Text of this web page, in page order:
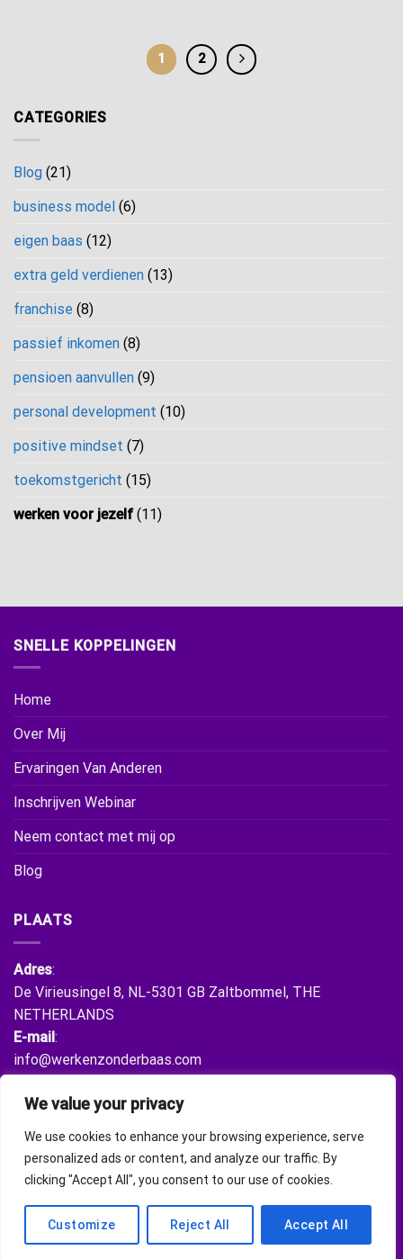
We value your privacy
We use cookies to enhance your browsing experience, serve
personalized ads or content, and analyze our traffic. By
clicking "Accept All", you consent to our use of cookies.
Customize Reject All Accept All
1 2
CATEGORIES
Blog (21)
business model (6)
eigen baas (12)
extra geld verdienen (13)
franchise (8)
passief inkomen (8)
pensioen aanvullen (9)
personal development (10)
positive mindset (7)
toekomstgericht (15)
werken voor jezelf(11)
SNELLE KOPPELINGEN
Home
Over Mij
Ervaringen Van Anderen
Inschrijven Webinar
Neem contact met mij op
Blog
PLAATS
Adres:
De Virieusingel 8, NL-5301 GB Zaltbommel, THE
NETHERLANDS
E-mail:
info@werkenzonderbaas.com
Auteursrechten 2026 ©Werken Zonder Baas